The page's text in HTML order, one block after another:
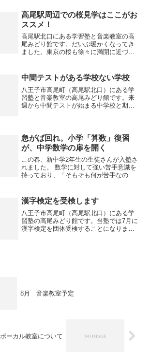
上手に書ける訳ではありませんが、10回
近く書いていると徐々に...
高尾駅周辺での桜見学はここがお
ススメ！
高尾駅北口にある学習塾と音楽教室の高
尾みどり館です。だいぶ暖かくなってき
ました。東京の桜も徐々に満開に近づい
桜が有名です。全国各地の1400本の桜が
植えられています。その...
中間テストがある学校ない学校
八王子市高尾町（高尾駅北口）にある学
習塾と音楽教室の高尾みどり館です。来
週から中間テストが始まる中学校と期末
て「中間テストがあった方...
急がば回れ。小学「算数」復習
が、中学数学の扉を開く
この春、新中学2年生の生徒さんが入塾さ
れました。 数学に対して強い苦手意識を
持っており、「そもそも何が苦手なのか
もらい、３学期の定期テストの答案を見
て出した答えは、「中...
漢字検定を受検します
八王子市高尾町（高尾駅北口）にある学
習塾の高尾みどり館です。当塾では7月に
漢字検定を団体受検することになりまし
8月 音楽教室予定
ボーカル教室について